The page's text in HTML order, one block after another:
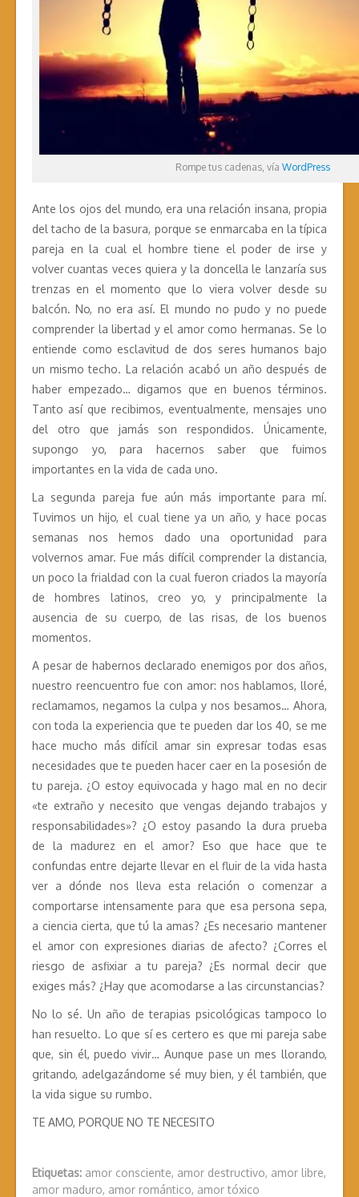
Rompe tus cadenas, vía WordPress
Ante los ojos del mundo, era una relación insana, propia
del tacho de la basura, porque se enmarcaba en la típica
pareja en la cual el hombre tiene el poder de irse y
volver cuantas veces quiera y la doncella le lanzaría sus
trenzas en el momento que lo viera volver desde su
balcón. No, no era así. El mundo no pudo y no puede
comprender la libertad y el amor como hermanas. Se lo
entiende como esclavitud de dos seres humanos bajo
un mismo techo. La relación acabó un año después de
haber empezado… digamos que en buenos términos.
Tanto así que recibimos, eventualmente, mensajes uno
del otro que jamás son respondidos. Únicamente,
supongo yo, para hacernos saber que fuimos
importantes en la vida de cada uno.
La segunda pareja fue aún más importante para mí.
Tuvimos un hijo, el cual tiene ya un año, y hace pocas
semanas nos hemos dado una oportunidad para
volvernos amar. Fue más difícil comprender la distancia,
un poco la frialdad con la cual fueron criados la mayoría
de hombres latinos, creo yo, y principalmente la
ausencia de su cuerpo, de las risas, de los buenos
momentos.
A pesar de habernos declarado enemigos por dos años,
nuestro reencuentro fue con amor: nos hablamos, lloré,
reclamamos, negamos la culpa y nos besamos… Ahora,
con toda la experiencia que te pueden dar los 40, se me
hace mucho más difícil amar sin expresar todas esas
necesidades que te pueden hacer caer en la posesión de
tu pareja. ¿O estoy equivocada y hago mal en no decir
«te extraño y necesito que vengas dejando trabajos y
responsabilidades»? ¿O estoy pasando la dura prueba
de la madurez en el amor? Eso que hace que te
confundas entre dejarte llevar en el fluir de la vida hasta
ver a dónde nos lleva esta relación o comenzar a
comportarse intensamente para que esa persona sepa,
a ciencia cierta, que tú la amas? ¿Es necesario mantener
el amor con expresiones diarias de afecto? ¿Corres el
riesgo de asfixiar a tu pareja? ¿Es normal decir que
exiges más? ¿Hay que acomodarse a las circunstancias?
No lo sé. Un año de terapias psicológicas tampoco lo
han resuelto. Lo que sí es certero es que mi pareja sabe
que, sin él, puedo vivir… Aunque pase un mes llorando,
gritando, adelgazándome sé muy bien, y él también, que
la vida sigue su rumbo.
TE AMO, PORQUE NO TE NECESITO
Etiquetas: amor consciente, amor destructivo, amor libre,
amor maduro, amor romántico, amor tóxico